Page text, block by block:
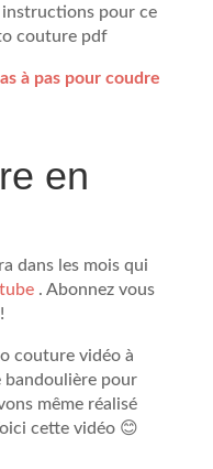
pour ce
couture pdf
à pas pour coudre
en
dans les mois qui
. Abonnez vous
couture vidéo à
bandoulière pour
même réalisé
cette vidéo 😊